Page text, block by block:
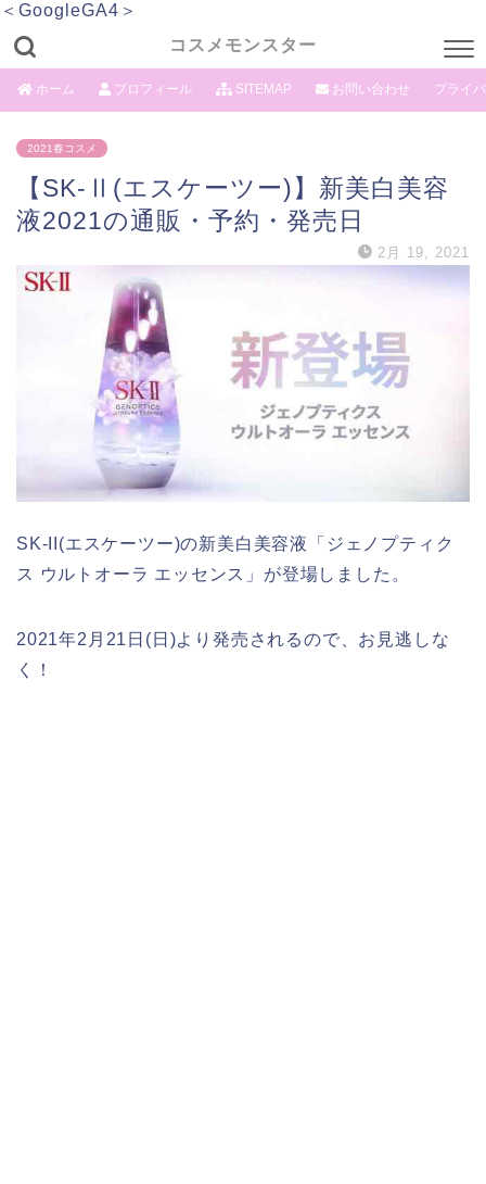
＜GoogleGA4＞
コスメモンスター
ホーム プロフィール SITEMAP お問い合わせ プライ
2021春コスメ
【SK-Ⅱ(エスケーツー)】新美白美容
液2021の通販・予約・発売日
2月 19, 2021
SK-II(エスケーツー)の新美白美容液「ジェノプティク
ス ウルトオーラ エッセンス」が登場しました。
2021年2月21日(日)より発売されるので、お見逃しな
く！